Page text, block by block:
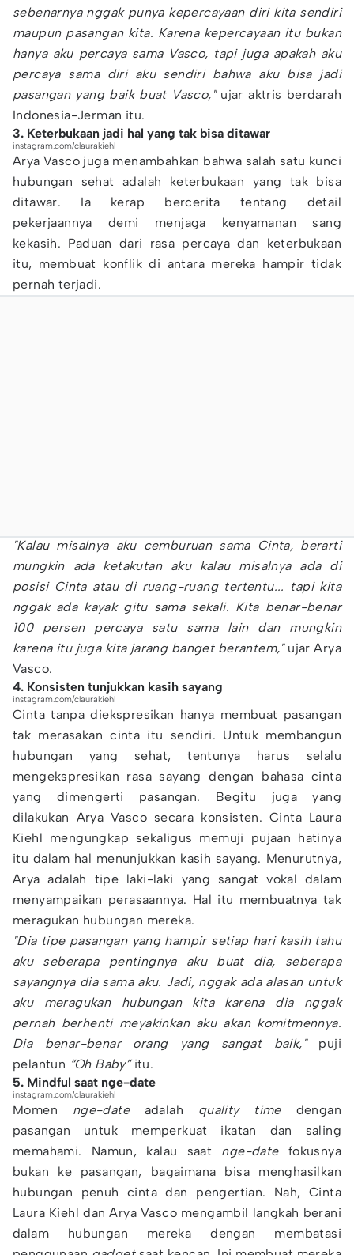
sebenarnya nggak punya kepercayaan diri kita sendiri
maupun pasangan kita. Karena kepercayaan itu bukan
hanya aku percaya sama Vasco, tapi juga apakah aku
percaya sama diri aku sendiri bahwa aku bisa jadi
pasangan yang baik buat Vasco,"ujar aktris berdarah
Indonesia-Jerman itu.
3. Keterbukaan jadi hal yang tak bisa ditawar
instagram.com/claurakiehl
Arya Vasco juga menambahkan bahwa salah satu kunci
hubungan sehat adalah keterbukaan yang tak bisa
ditawar. Ia kerap bercerita tentang detail
pekerjaannya demi menjaga kenyamanan sang
kekasih. Paduan dari rasa percaya dan keterbukaan
itu, membuat konflik di antara mereka hampir tidak
pernah terjadi.
"Kalau misalnya aku cemburuan sama Cinta, berarti
mungkin ada ketakutan aku kalau misalnya ada di
posisi Cinta atau di ruang-ruang tertentu... tapi kita
nggak ada kayak gitu sama sekali. Kita benar-benar
100 persen percaya satu sama lain dan mungkin
karena itu juga kita jarang banget berantem," ujar Arya
Vasco.
4. Konsisten tunjukkan kasih sayang
instagram.com/claurakiehl
Cinta tanpa diekspresikan hanya membuat pasangan
tak merasakan cinta itu sendiri. Untuk membangun
hubungan yang sehat, tentunya harus selalu
mengekspresikan rasa sayang dengan bahasa cinta
yang dimengerti pasangan. Begitu juga yang
dilakukan Arya Vasco secara konsisten. Cinta Laura
Kiehl mengungkap sekaligus memuji pujaan hatinya
itu dalam hal menunjukkan kasih sayang. Menurutnya,
Arya adalah tipe laki-laki yang sangat vokal dalam
menyampaikan perasaannya. Hal itu membuatnya tak
meragukan hubungan mereka.
"Dia tipe pasangan yang hampir setiap hari kasih tahu
aku seberapa pentingnya aku buat dia, seberapa
sayangnya dia sama aku. Jadi, nggak ada alasan untuk
aku meragukan hubungan kita karena dia nggak
pernah berhenti meyakinkan aku akan komitmennya.
Dia benar-benar orang yang sangat baik," puji
pelantun “Oh Baby”itu.
5. Mindful saat nge-date
instagram.com/claurakiehl
Momen nge-dateadalah quality time dengan
pasangan untuk memperkuat ikatan dan saling
memahami. Namun, kalau saat nge-datefokusnya
bukan ke pasangan, bagaimana bisa menghasilkan
hubungan penuh cinta dan pengertian. Nah, Cinta
Laura Kiehl dan Arya Vasco mengambil langkah berani
dalam hubungan mereka dengan membatasi